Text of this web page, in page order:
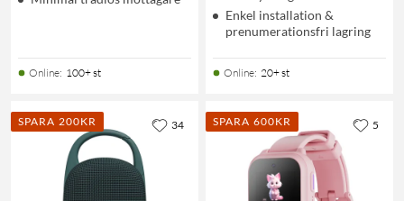
Online: 100+ st
Enkel installation &
prenumerationsfri lagring
Online: 20+ st
SPARA 200KR 34 SPARA 600KR 5